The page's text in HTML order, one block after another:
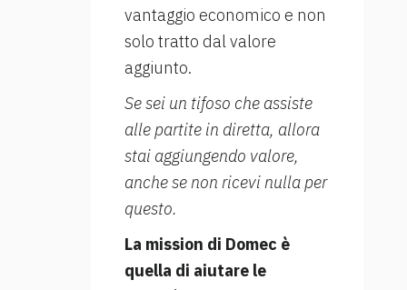
vantaggio economico e non
solo tratto dal valore
aggiunto.
Se sei un tifoso che assiste
alle partite in diretta, allora
stai aggiungendo valore,
anche se non ricevi nulla per
questo.
La mission di Domec è
quella di aiutare le